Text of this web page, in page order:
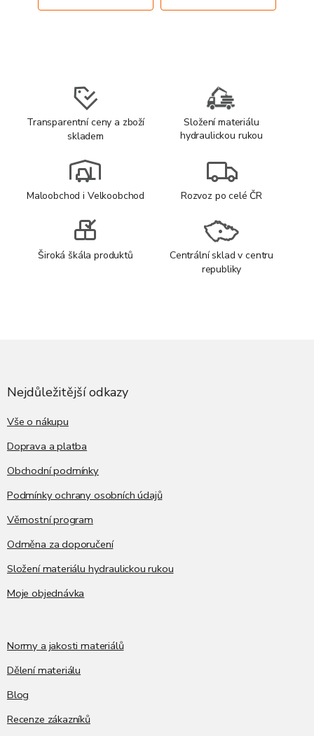
Transparentní ceny a zboží
skladem
Složení materiálu
hydraulickou rukou
Maloobchod i Velkoobchod Rozvoz po celé ČR
Široká škála produktů
Centrální sklad v centru
republiky
Nejdůležitější odkazy
Vše o nákupu
Doprava a platba
Obchodní podmínky
Podmínky ochrany osobních údajů
Věrnostní program
Odměna za doporučení
Složení materiálu hydraulickou rukou
Moje objednávka
Normy a jakosti materiálů
Dělení materiálu
Blog
Recenze zákazníků